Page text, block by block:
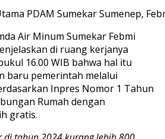
PDAM Sumekar Sumenep,
Air Minum Sumekar Febmi
di ruang kerjanya
16.00 WIB bahwa hal itu
baru pemerintah melalui
Inpres Nomor 1 Tahun
Rumah dengan
gratis.